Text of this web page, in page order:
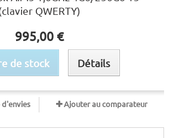
QWERTY)
995,00 €
de stock Détails
Ajouter au comparateur